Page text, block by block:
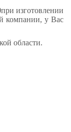
при изготовлении
компании, у Вас
области.